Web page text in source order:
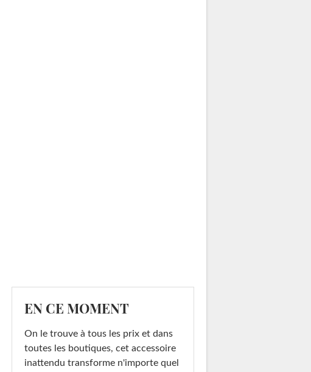
EN CE MOMENT
On le trouve à tous les prix et dans
toutes les boutiques, cet accessoire
inattendu transforme n'importe quel